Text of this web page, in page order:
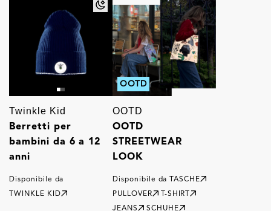
Twinkle Kid
Berretti per
bambini da 6 a 12
anni
Disponibile da
TWINKLE KID
OOTD
OOTD
OOTD
STREETWEAR
LOOK
Disponibile da TASCHE
PULLOVER
T-SHIRT
JEANS
SCHUHE